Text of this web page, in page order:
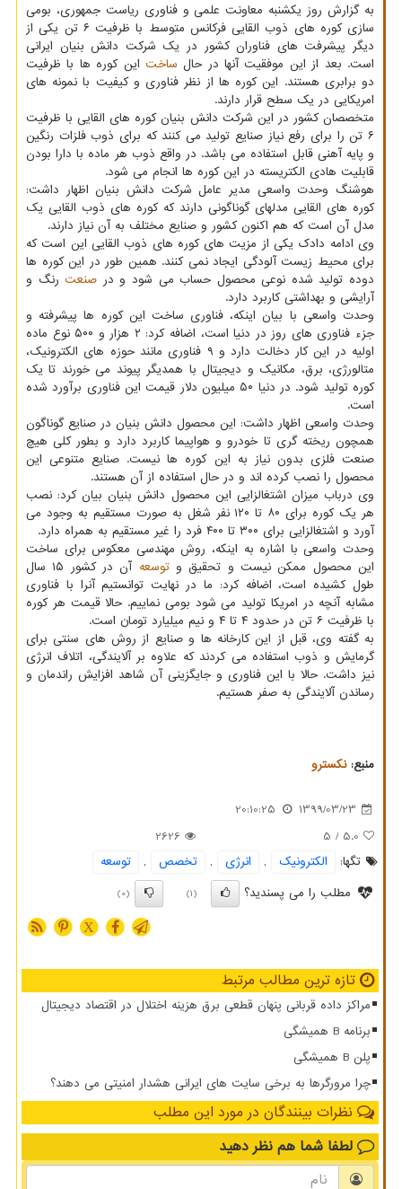
به گزارش روز یکشنبه معاونت علمی و فناوری ریاست جمهوری، بومی
سازی کوره های ذوب القایی فرکانس متوسط با ظرفیت ۶ تن یکی از
دیگر پیشرفت های فناوران کشور در یک شرکت دانش بنیان ایرانی
است. بعد از این موفقیت آنها در حال ساخت این کوره ها با ظرفیت
دو برابری هستند. این کوره ها از نظر فناوری و کیفیت با نمونه های
امریکایی در یک سطح قرار دارند.
متخصصان کشور در این شرکت دانش بنیان کوره های القایی با ظرفیت
۶ تن را برای رفع نیاز صنایع تولید می کنند که برای ذوب فلزات رنگین
و پایه آهنی قابل استفاده می باشد. در واقع ذوب هر ماده با دارا بودن
قابلیت هادی الکتریسته در این کوره ها انجام می شود.
هوشنگ وحدت واسعی مدیر عامل شرکت دانش بنیان اظهار داشت:
کوره های القایی مدلهای گوناگونی دارند که کوره های ذوب القایی یک
مدل آن است که هم اکنون کشور و صنایع مختلف به آن نیاز دارند.
وی ادامه دادک یکی از مزیت های کوره های ذوب القایی این است که
برای محیط زیست آلودگی ایجاد نمی کنند. همین طور در این کوره ها
دوده تولید شده نوعی محصول حساب می شود و در صنعترنگ و
آرایشی و بهداشتی کاربرد دارد.
وحدت واسعی با بیان اینکه، فناوری ساخت این کوره ها پیشرفته و
جزء فناوری های روز در دنیا است، اضافه کرد: ۲ هزار و ۵۰۰ نوع ماده
اولیه در این کار دخالت دارد و ۹ فناوری مانند حوزه های الکترونیک،
متالورژی، برق، مکانیک و دیجیتال با همدیگر پیوند می خورند تا یک
کوره تولید شود. در دنیا ۵۰ میلیون دلار قیمت این فناوری برآورد شده
است.
وحدت واسعی اظهار داشت: این محصول دانش بنیان در صنایع گوناگون
همچون ریخته گری تا خودرو و هواپیما کاربرد دارد و بطور کلی هیچ
صنعت فلزی بدون نیاز به این کوره ها نیست. صنایع متنوعی این
محصول را نصب کرده اند و در حال استفاده از آن هستند.
وی درباب میزان اشتغالزایی این محصول دانش بنیان بیان کرد: نصب
هر یک کوره برای ۸۰ تا ۱۲۰ نفر شغل به صورت مستقیم به وجود می
آورد و اشتغالزایی برای ۳۰۰ تا ۴۰۰ فرد را غیر مستقیم به همراه دارد.
وحدت واسعی با اشاره به اینکه، روش مهندسی معکوس برای ساخت
این محصول ممکن نیست و تحقیق وتوسعه
آن در کشور ۱۵ سال
طول کشیده است، اضافه کرد: ما در نهایت توانستیم آنرا با فناوری
مشابه آنچه در امریکا تولید می شود بومی نماییم. حالا قیمت هر کوره
با ظرفیت ۶ تن در حدود ۴ تا ۴ و نیم میلیارد تومان است.
به گفته وی، قبل از این کارخانه ها و صنایع از روش های سنتی برای
گرمایش و ذوب استفاده می کردند که علاوه بر آلایندگی، اتلاف انرژی
نیز داشت. حالا با این فناوری و جایگزینی آن شاهد افزایش راندمان و
رساندن آلایندگی به صفر هستیم.
منبع:نكسترو
1399/03/23
20:10:25
5.0
/ 5
2626
تگها:
الكترونیك , انرژی , تخصص ,
توسعه
مطلب را می پسندید؟
(1)
(0)
X
تازه ترین مطالب مرتبط
مراکز داده قربانی پنهان قطعی برق هزینه اختلال در اقتصاد دیجیتال
برنامه B همیشگی
پلن B همیشگی
چرا مرورگرها به برخی سایت های ایرانی هشدار امنیتی می دهند؟
نظرات بینندگان در مورد این مطلب
لطفا شما هم نظر دهید